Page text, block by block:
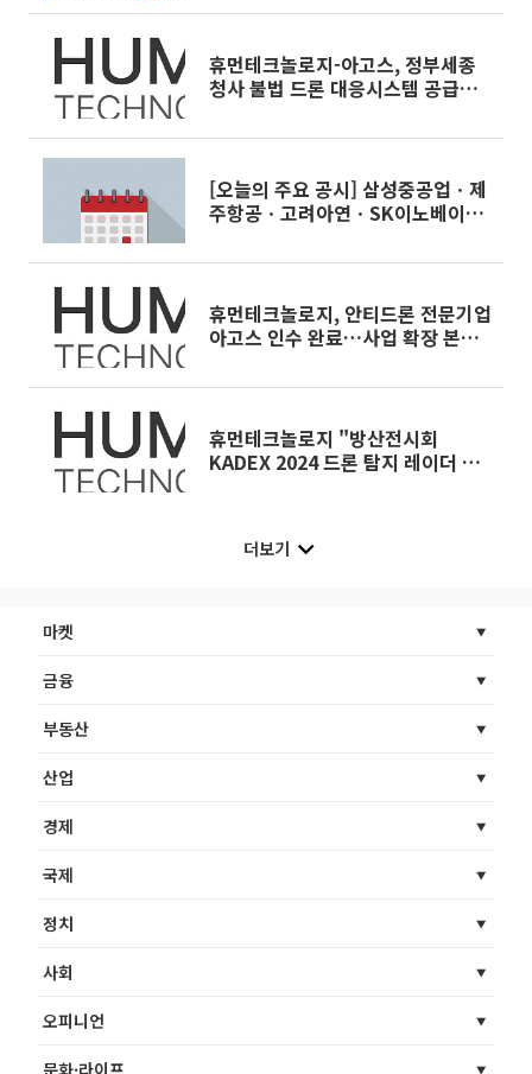
휴먼테크놀로지-아고스, 정부세종
청사 불법 드론 대응시스템 공급자
[오늘의 주요 공시] 삼성중공업ㆍ제
주항공ㆍ고려아연ㆍSK이노베이션
휴먼테크놀로지, 안티드론 전문기업
아고스 인수 완료…사업 확장 본격
휴먼테크놀로지 "방산전시회
KADEX 2024 드론 탐지 레이더 관
더보기
마켓
금융
부동산
산업
경제
국제
정치
사회
오피니언
문화·라이프